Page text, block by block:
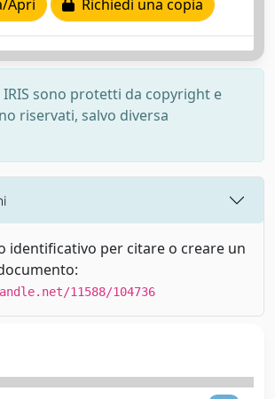
Apri
Richiedi una copia
sono protetti da copyright e
riservati, salvo diversa
identificativo per citare o creare un
11588/104736